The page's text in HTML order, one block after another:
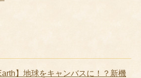
】地球をキャンバスに！？新機